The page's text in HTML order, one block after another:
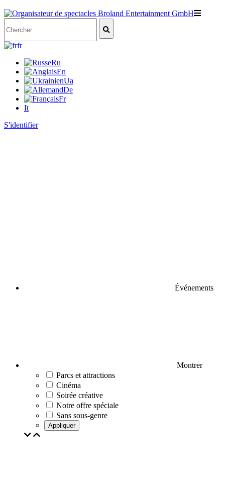
fr
Ru
En
Ua
De
Fr
It
S'identifier
Événements
Montrer
Parcs et attractions
Cinéma
Soirée créative
Notre offre spéciale
Sans sous-genre
Appliquer